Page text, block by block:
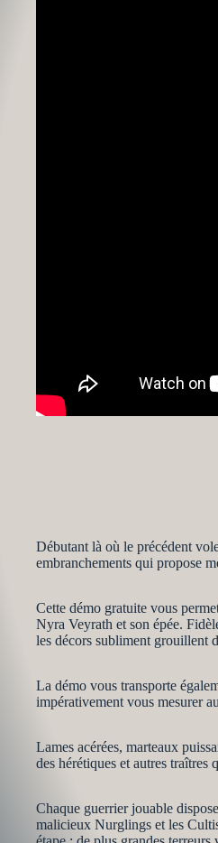
Débutant là où le précédent
embranchements qui propose
Cette démo gratuite vous
Nyra Veyrath et son épée.
les décors subliment grouillent
La démo vous transporte
impérativement vous mesurer
Lames acérées, marteaux
des hérétiques et autres
Chaque guerrier jouable
malicieux Nurglings et les